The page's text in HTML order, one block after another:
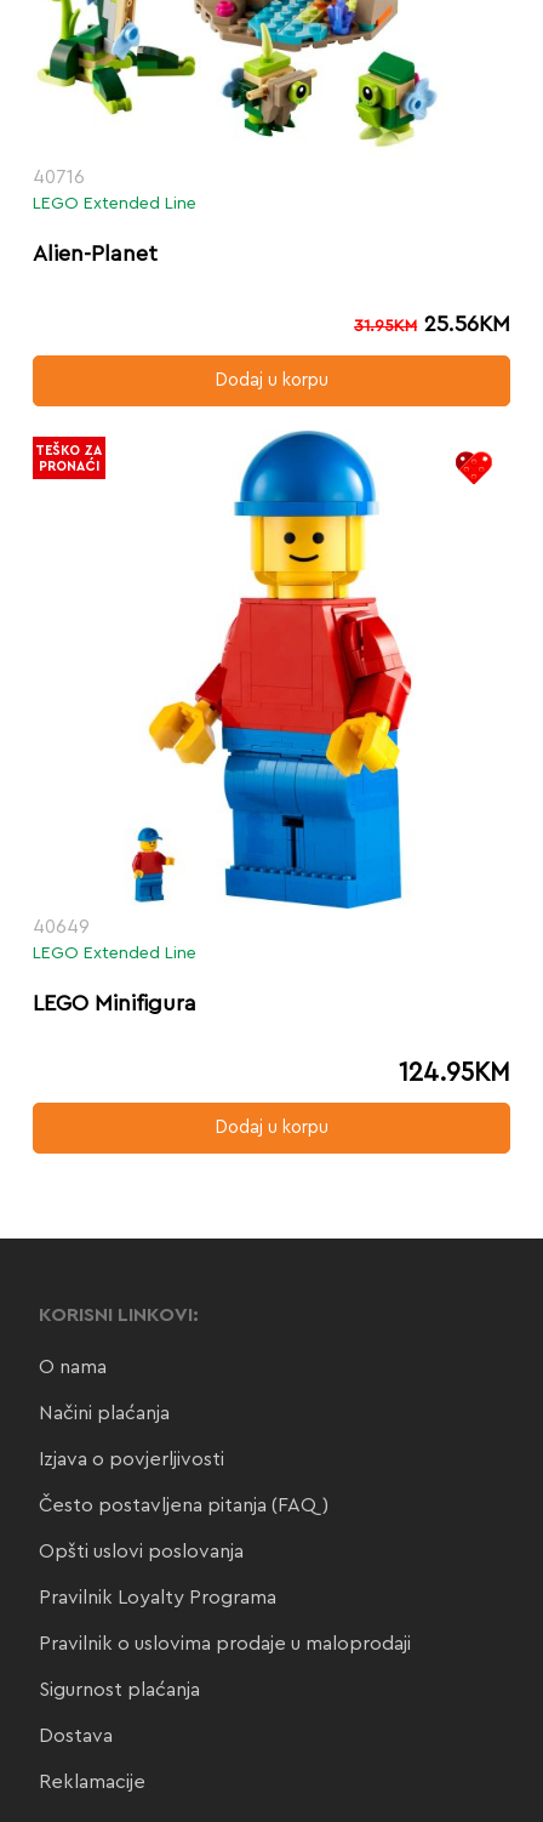
40716
LEGO Extended Line
Alien-Planet
31.95KM 25.56KM
Dodaj u korpu
40649
LEGO Extended Line
LEGO Minifigura
124.95KM
Dodaj u korpu
TEŠKO ZA
PRONAĆI
KORISNI LINKOVI:
O nama
Načini plaćanja
Izjava o povjerljivosti
Često postavljena pitanja (FAQ)
Opšti uslovi poslovanja
Pravilnik Loyalty Programa
Pravilnik o uslovima prodaje u maloprodaji
Sigurnost plaćanja
Dostava
Reklamacije